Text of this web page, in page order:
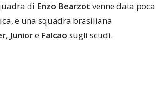
di Enzo Bearzot venne data poca
e una squadra brasiliana
, Juniore Falcao sugli scudi.